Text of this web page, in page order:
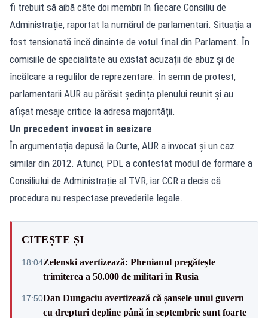
fi trebuit să aibă câte doi membri în fiecare Consiliu de
Administrație, raportat la numărul de parlamentari. Situația a
fost tensionată încă dinainte de votul final din Parlament. În
comisiile de specialitate au existat acuzații de abuz și de
încălcare a regulilor de reprezentare. În semn de protest,
parlamentarii AUR au părăsit ședința plenului reunit și au
afișat mesaje critice la adresa majorității.
Un precedent invocat în sesizare
În argumentația depusă la Curte, AUR a invocat și un caz
similar din 2012. Atunci, PDL a contestat modul de formare a
Consiliului de Administrație al TVR, iar CCR a decis că
procedura nu respectase prevederile legale.
CITEȘTE ȘI
18:04Zelenski avertizează: Phenianul pregătește
trimiterea a 50.000 de militari în Rusia
17:50Dan Dungaciu avertizează că șansele unui guvern
cu drepturi depline până în septembrie sunt foarte